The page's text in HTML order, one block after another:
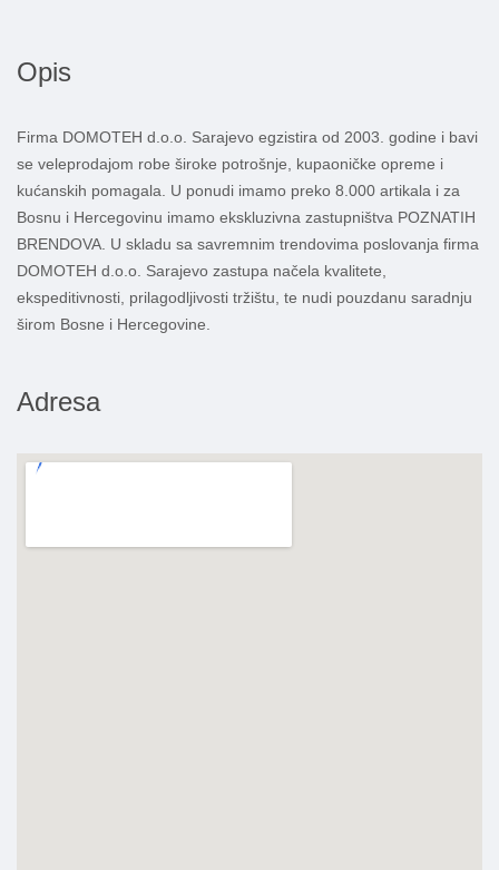
Opis
Firma DOMOTEH d.o.o. Sarajevo egzistira od 2003. godine i bavi
se veleprodajom robe široke potrošnje, kupaoničke opreme i
kućanskih pomagala. U ponudi imamo preko 8.000 artikala i za
Bosnu i Hercegovinu imamo ekskluzivna zastupništva POZNATIH
BRENDOVA. U skladu sa savremnim trendovima poslovanja firma
DOMOTEH d.o.o. Sarajevo zastupa načela kvalitete,
ekspeditivnosti, prilagodljivosti tržištu, te nudi pouzdanu saradnju
širom Bosne i Hercegovine.
Adresa